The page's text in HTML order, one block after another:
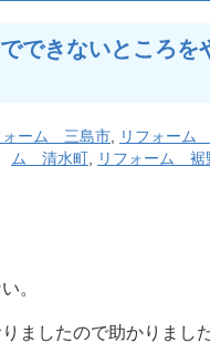
きないところを
ォーム 三島市
リフォーム
ム 清水町
リフォーム 裾
。
ましたので助かりまし